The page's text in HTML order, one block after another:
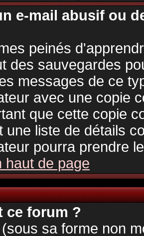
e-mail abusif ou
peinés
des sauvegardes
messages de ce
avec une copie
que cette copie
une liste de détails
pourra prendre
haut de page
ce forum ?
sa forme non